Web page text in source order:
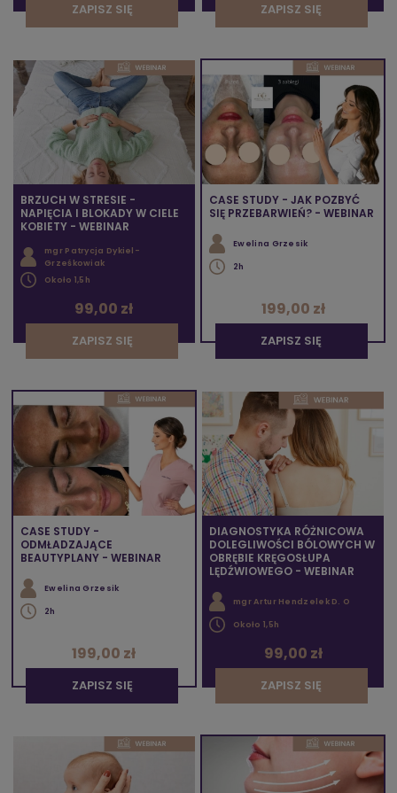
ZAPISZ SIĘ ZAPISZ SIĘ
BRZUCH W STRESIE -
NAPIĘCIA I BLOKADY W CIELE
KOBIETY - WEBINAR
mgr Patrycja Dykiel-
Grześkowiak
Około 1,5h
99,00 zł
ZAPISZ SIĘ
CASE STUDY - JAK POZBYĆ
SIĘ PRZEBARWIEŃ? - WEBINAR
Ewelina Grzesik
2h
199,00 zł
ZAPISZ SIĘ
CASE STUDY -
ODMŁADZAJĄCE
BEAUTYPLANY - WEBINAR
Ewelina Grzesik
2h
199,00 zł
ZAPISZ SIĘ
DIAGNOSTYKA RÓŻNICOWA
DOLEGLIWOŚCI BÓLOWYCH W
OBRĘBIE KRĘGOSŁUPA
LĘDŹWIOWEGO - WEBINAR
mgr Artur Hendzelek D. O
Około 1,5h
99,00 zł
ZAPISZ SIĘ